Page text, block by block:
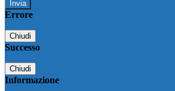
Errore
Chiudi
Successo
Chiudi
Informazione